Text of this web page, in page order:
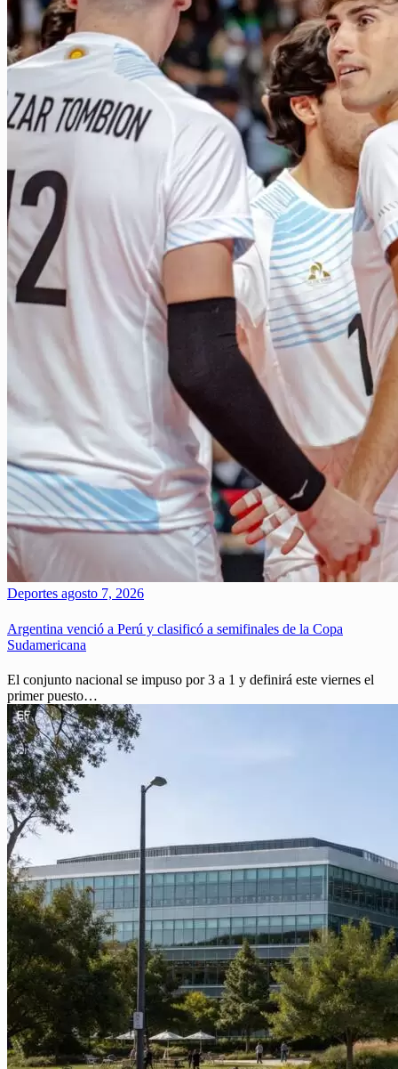
Deportes agosto 7, 2026
Argentina venció a Perú y clasificó a semifinales de la Copa
Sudamericana
El conjunto nacional se impuso por 3 a 1 y definirá este viernes el
primer puesto…